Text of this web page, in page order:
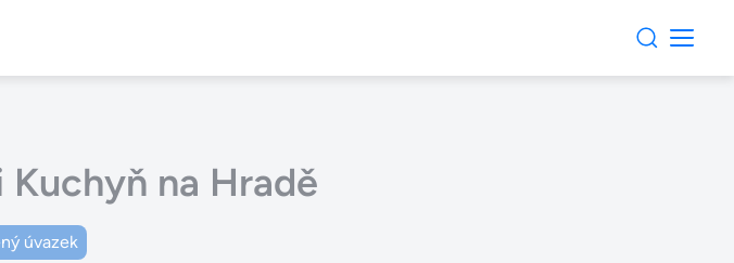
na Hradě
úvazek